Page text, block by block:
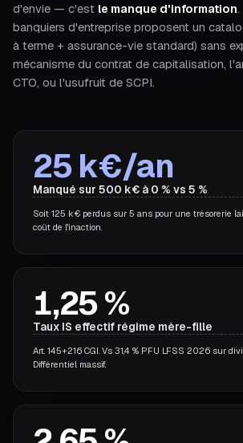
d'envie — c'est le manque d'information
banquiers d'entreprise proposent un
à terme + assurance-vie standard) sans
mécanisme du contrat de capitalisation,
CTO, ou l'usufruit de SCPI.
25 k€/an
Manqué sur 500 k€ à 0 % vs 5 %
Soit 125 k€ perdus sur 5 ans pour une trésorerie
coût de l'inaction.
1,25 %
Taux IS effectif régime mère-fille
Art. 145+216 CGI. Vs 31,4 % PFU LFSS 2026 sur
Différentiel massif.